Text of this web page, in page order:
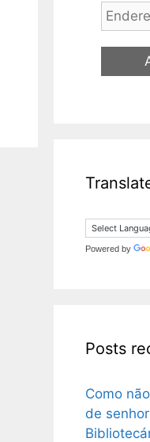
de
*
Powered by
Posts
Como
de